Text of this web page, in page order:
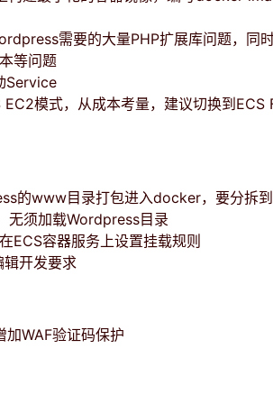
需要的大量PHP扩展库问题，同
等问题
Service
模式，从成本考量，建议切换到ECS
的www目录打包进入docker，要分拆
无须加载Wordpress目录
ECS容器服务上设置挂载规则
开发要求
WAF验证码保护